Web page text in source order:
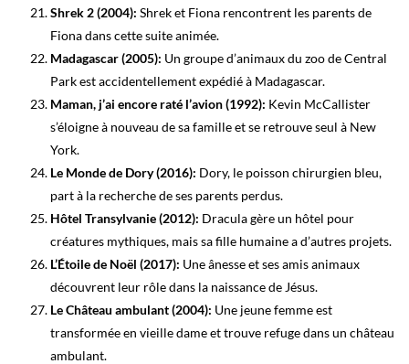
Shrek 2 (2004): Shrek et Fiona rencontrent les parents de
Fiona dans cette suite animée.
Madagascar (2005): Un groupe d’animaux du zoo de Central
Park est accidentellement expédié à Madagascar.
Maman, j’ai encore raté l’avion (1992): Kevin McCallister
s’éloigne à nouveau de sa famille et se retrouve seul à New
York.
Le Monde de Dory (2016): Dory, le poisson chirurgien bleu,
part à la recherche de ses parents perdus.
Hôtel Transylvanie (2012): Dracula gère un hôtel pour
créatures mythiques, mais sa fille humaine a d’autres projets.
L’Étoile de Noël (2017): Une ânesse et ses amis animaux
découvrent leur rôle dans la naissance de Jésus.
Le Château ambulant (2004): Une jeune femme est
transformée en vieille dame et trouve refuge dans un château
ambulant.